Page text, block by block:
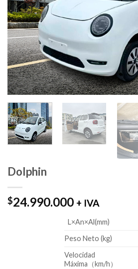
Dolphin
$24.990.000 + IVA
L×An×Al(mm)
Peso Neto (kg)
Velocidad
Máxima（km/h）